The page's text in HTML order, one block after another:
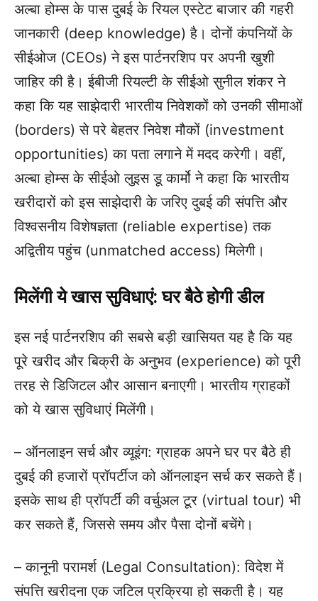
अल्बा होम्स के पास दुबई के रियल एस्टेट बाजार की गहरी
जानकारी (deep knowledge) है। दोनों कंपनियों के
सीईओज (CEOs) ने इस पार्टनरशिप पर अपनी खुशी
जाहिर की है। ईबीजी रियल्टी के सीईओ सुनील शंकर ने
कहा कि यह साझेदारी भारतीय निवेशकों को उनकी सीमाओं
(borders) से परे बेहतर निवेश मौकों (investment
opportunities) का पता लगाने में मदद करेगी। वहीं,
अल्बा होम्स के सीईओ लुइस डू कार्मो ने कहा कि भारतीय
खरीदारों को इस साझेदारी के जरिए दुबई की संपत्ति और
विश्वसनीय विशेषज्ञता (reliable expertise) तक
अद्वितीय पहुंच (unmatched access) मिलेगी।
मिलेंगी ये खास सुविधाएं: घर बैठे होगी डील
इस नई पार्टनरशिप की सबसे बड़ी खासियत यह है कि यह
पूरे खरीद और बिक्री के अनुभव (experience) को पूरी
तरह से डिजिटल और आसान बनाएगी। भारतीय ग्राहकों
को ये खास सुविधाएं मिलेंगी।
– ऑनलाइन सर्च और व्यूइंग: ग्राहक अपने घर पर बैठे ही
दुबई की हजारों प्रॉपर्टीज को ऑनलाइन सर्च कर सकते हैं।
इसके साथ ही प्रॉपर्टी की वर्चुअल टूर (virtual tour) भी
कर सकते हैं, जिससे समय और पैसा दोनों बचेंगे।
– कानूनी परामर्श (Legal Consultation): विदेश में
संपत्ति खरीदना एक जटिल प्रक्रिया हो सकती है। यह